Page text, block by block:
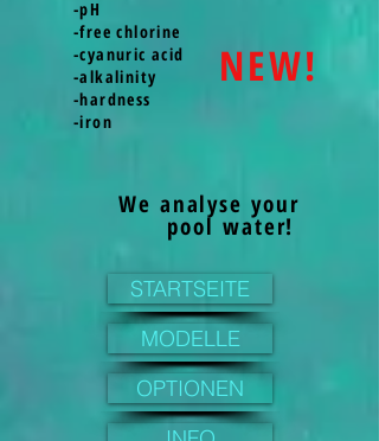
-pH
-free chlorine
-cyanuric acid
-alkalinity
-hardness
-iron
NEW!
We analyse your
pool water!
STARTSEITE
MODELLE
OPTIONEN